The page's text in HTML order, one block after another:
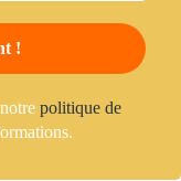
politique de